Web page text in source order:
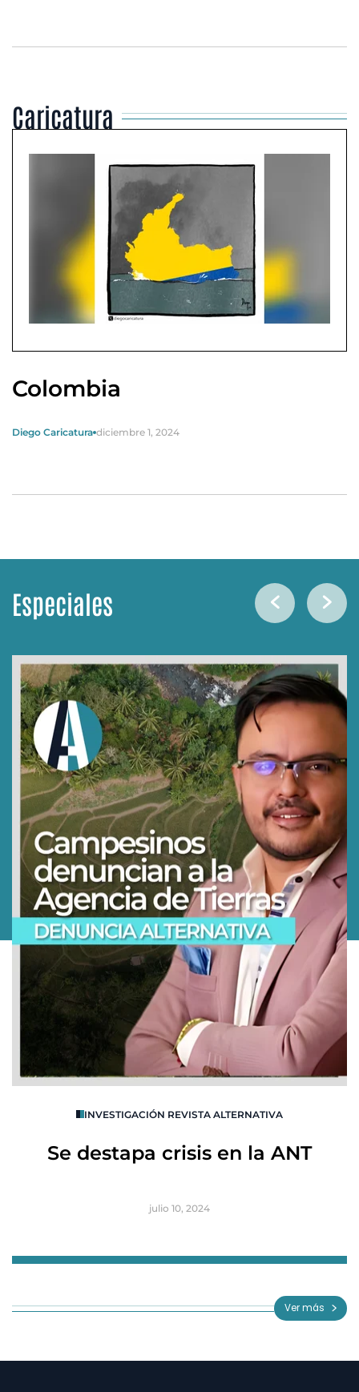
Caricatura
Colombia
Diego Caricatura diciembre 1, 2024
Especiales
INVESTIGACIÓN REVISTA ALTERNATIVA
Se destapa crisis en la ANT
julio 10, 2024
3
Ver más